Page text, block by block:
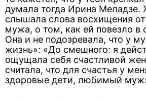
думала тогда Ирина Меладзе.
слышала слова восхищения
мужа, о том, как ей повезло в
Она и не подозревала, что у
жизнь»: «До смешного: я
ощущала себя счастливой
считала, что для счастья у
здоровые дети, любимый